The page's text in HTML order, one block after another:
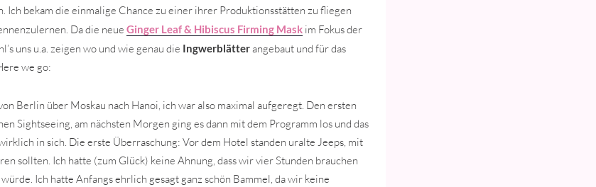
Ich bekam die einmalige Chance zu einer ihrer Produktionsstätten zu fliegen
Da die neue Ginger Leaf & Hibiscus Firming Mask im Fokus der
uns u.a. zeigen wo und wie genau die Ingwerblätterangebaut und für das
we go:
Berlin über Moskau nach Hanoi, ich war also maximal aufgeregt. Den ersten
Sightseeing, am nächsten Morgen ging es dann mit dem Programm los und das
in sich. Die erste Überraschung: Vor dem Hotel standen uralte Jeeps, mit
sollten. Ich hatte (zum Glück) keine Ahnung, dass wir vier Stunden brauchen
Ich hatte Anfangs ehrlich gesagt ganz schön Bammel, da wir keine